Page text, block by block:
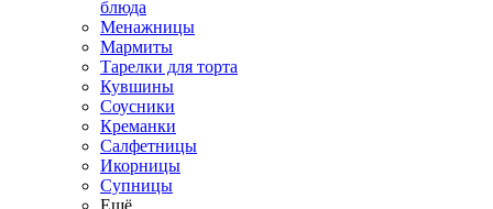
блюда
Менажницы
Мармиты
Тарелки для торта
Кувшины
Соусники
Креманки
Салфетницы
Икорницы
Супницы
Ещё